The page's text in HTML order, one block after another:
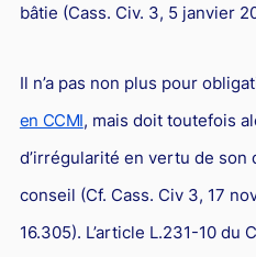
bâtie (Cass. Civ. 3, 5 janvier
Il n’a pas non plus pour
en CCMI, mais doit toutefois
d’irrégularité en vertu de son
conseil (Cf. Cass. Civ 3, 17
16.305). L’article L.231-10 du